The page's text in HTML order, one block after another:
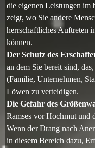
die eigenen Leistungen im
zeigt, wo Sie andere
herrschaftliches Auftreten
können.
Der Schutz des
an dem Sie bereit sind,
(Familie, Unternehmen,
Löwen zu verteidigen.
Die Gefahr des
Ramses vor Hochmut und
Wenn der Drang nach
in diesem Bereich dazu,